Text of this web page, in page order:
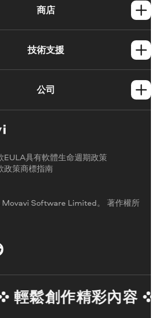
商店
技術支援
公司
們
Software Limited。 著作權所
EULA具有軟體生命週期政策
政策商標指南
輕鬆創作精彩內容